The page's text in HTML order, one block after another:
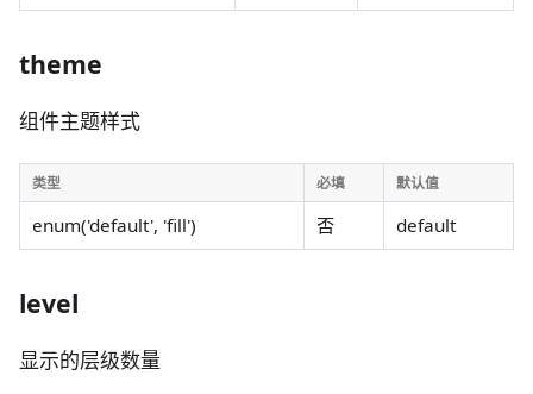
theme
组件主题样式
类型 必填 默认值
enum('default', 'fill') 否 default
level
显示的层级数量